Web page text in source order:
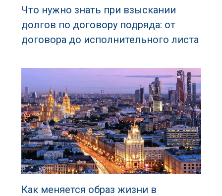
Что нужно знать при взыскании
долгов по договору подряда: от
договора до исполнительного листа
Как меняется образ жизни в